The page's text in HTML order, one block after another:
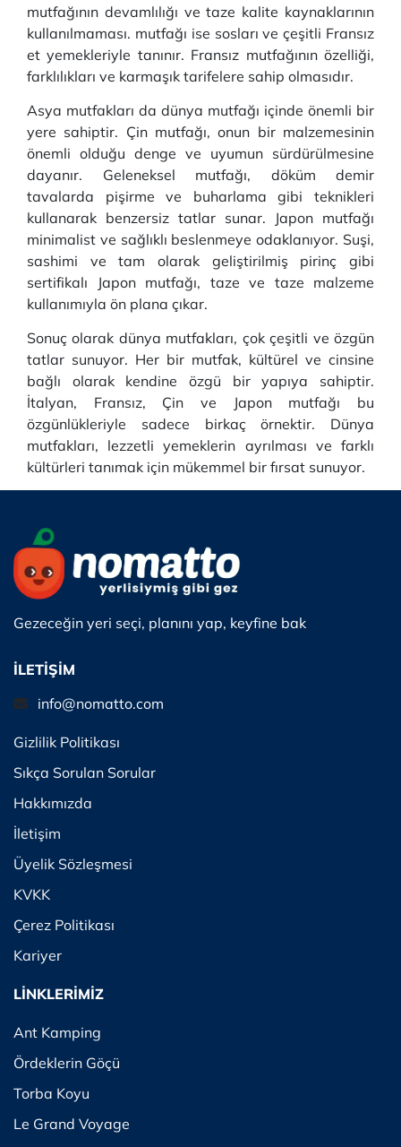
mutfağının devamlılığı ve taze kalite kaynaklarının
kullanılmaması. mutfağı ise sosları ve çeşitli Fransız
et yemekleriyle tanınır. Fransız mutfağının özelliği,
farklılıkları ve karmaşık tarifelere sahip olmasıdır.
Asya mutfakları da dünya mutfağı içinde önemli bir
yere sahiptir. Çin mutfağı, onun bir malzemesinin
önemli olduğu denge ve uyumun sürdürülmesine
dayanır. Geleneksel mutfağı, döküm demir
tavalarda pişirme ve buharlama gibi teknikleri
kullanarak benzersiz tatlar sunar. Japon mutfağı
minimalist ve sağlıklı beslenmeye odaklanıyor. Suşi,
sashimi ve tam olarak geliştirilmiş pirinç gibi
sertifikalı Japon mutfağı, taze ve taze malzeme
kullanımıyla ön plana çıkar.
Sonuç olarak dünya mutfakları, çok çeşitli ve özgün
tatlar sunuyor. Her bir mutfak, kültürel ve cinsine
bağlı olarak kendine özgü bir yapıya sahiptir.
İtalyan, Fransız, Çin ve Japon mutfağı bu
özgünlükleriyle sadece birkaç örnektir. Dünya
mutfakları, lezzetli yemeklerin ayrılması ve farklı
kültürleri tanımak için mükemmel bir fırsat sunuyor.
Gezeceğin yeri seçi, planını yap, keyfine bak
İLETİŞİM
info@nomatto.com
Gizlilik Politikası
Sıkça Sorulan Sorular
Hakkımızda
İletişim
Üyelik Sözleşmesi
KVKK
Çerez Politikası
Kariyer
LİNKLERİMİZ
Ant Kamping
Ördeklerin Göçü
Torba Koyu
Le Grand Voyage